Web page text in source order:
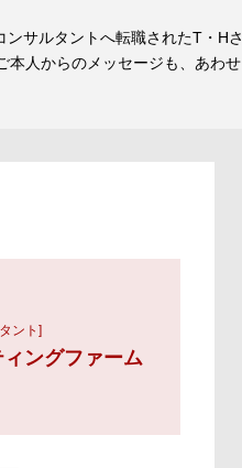
サルタントへ転職されたT・Hさ
本人からのメッセージも、あわせ
ント]
ングファーム